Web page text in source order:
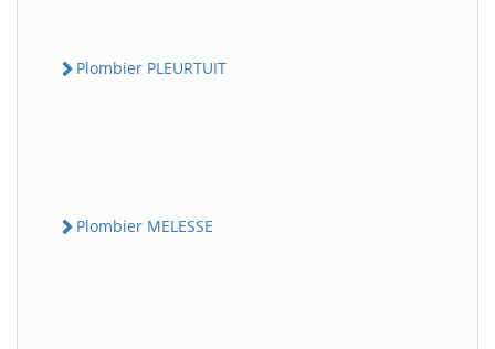
Plombier PLEURTUIT
Plombier MELESSE